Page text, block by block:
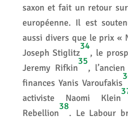
saxon et fait un retour
européenne. Il est
aussi divers que le prix «
Joseph Stiglitz
34
, le
Jeremy Rifkin
35
,
finances Yanis Varoufakis
activiste Naomi Klein
Rebellion
38
. Le Labour